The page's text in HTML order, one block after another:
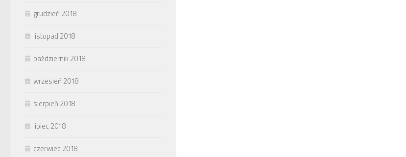
grudzień 2018
listopad 2018
październik 2018
wrzesień 2018
sierpień 2018
lipiec 2018
czerwiec 2018